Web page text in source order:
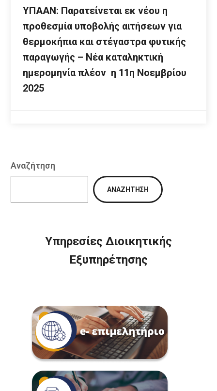
ΥΠΑΑΝ: Παρατείνεται εκ νέου η
προθεσμία υποβολής αιτήσεων για
θερμοκήπια και στέγαστρα φυτικής
παραγωγής – Νέα καταληκτική
ημερομηνία πλέον η 11η Νοεμβρίου
2025
Αναζήτηση
ΑΝΑΖΉΤΗΣΗ
Υπηρεσίες Διοικητικής
Εξυπηρέτησης